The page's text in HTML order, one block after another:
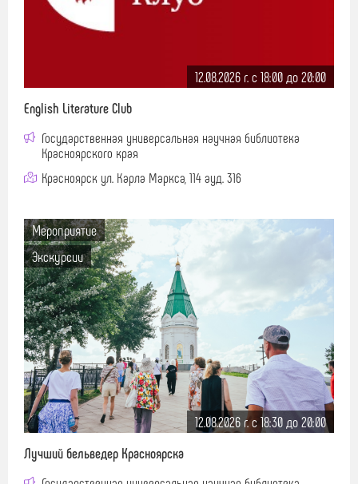
12.08.2026 г. c 18:00 до 20:00
English Literature Club
Государственная универсальная научная библиотека
Красноярского края
Красноярск ул. Карла Маркса, 114 ауд. 316
Мероприятие
Экскурсии
12.08.2026 г. c 18:30 до 20:00
Лучший бельведер Красноярска